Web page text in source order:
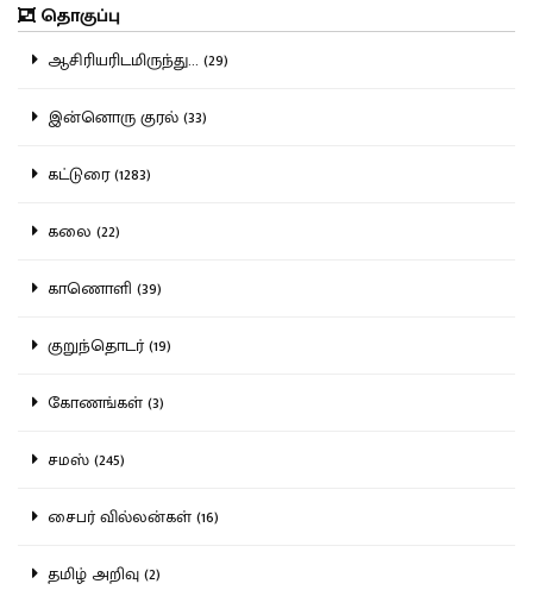
தொகுப்பு
ஆசிரியரிடமிருந்து... (29)
இன்னொரு குரல் (33)
கட்டுரை (1283)
கலை (22)
காணொளி (39)
குறுந்தொடர் (19)
கோணங்கள் (3)
சமஸ் (245)
சைபர் வில்லன்கள் (16)
தமிழ் அறிவு (2)